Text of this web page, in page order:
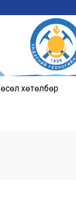
хөтөлбөр